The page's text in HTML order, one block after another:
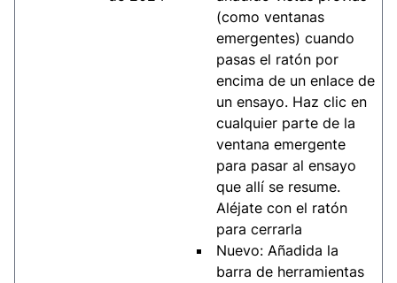
(como ventanas
emergentes) cuando
pasas el ratón por
encima de un enlace de
un ensayo. Haz clic en
cualquier parte de la
ventana emergente
para pasar al ensayo
que allí se resume.
Aléjate con el ratón
para cerrarla
Nuevo: Añadida la
barra de herramientas